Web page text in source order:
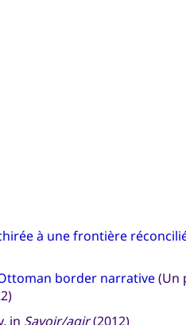
à une frontière
border narrative(Un
in Savoir/agir(2012)